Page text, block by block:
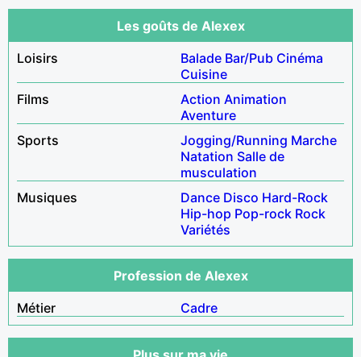
Les goûts de Alexex
Loisirs
Balade Bar/Pub Cinéma
Cuisine
Films
Action Animation
Aventure
Sports
Jogging/Running Marche
Natation Salle de
musculation
Musiques
Dance Disco Hard-Rock
Hip-hop Pop-rock Rock
Variétés
Profession de Alexex
Métier
Cadre